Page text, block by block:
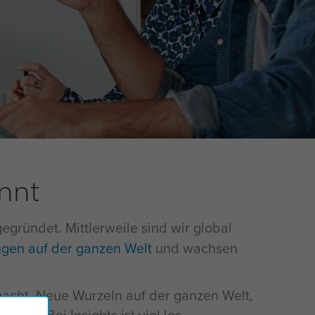
Mittlerweile sind wir global
auf der ganzen Welt und wachsen
Neue Wurzeln auf der ganzen Welt,